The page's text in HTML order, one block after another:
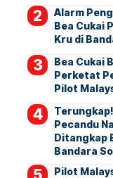
Alarm
Bea Cukai
Kru di
Bea Cukai
Perketat
Pilot
Pecandu
Ditangkap
Bandara
Pilot